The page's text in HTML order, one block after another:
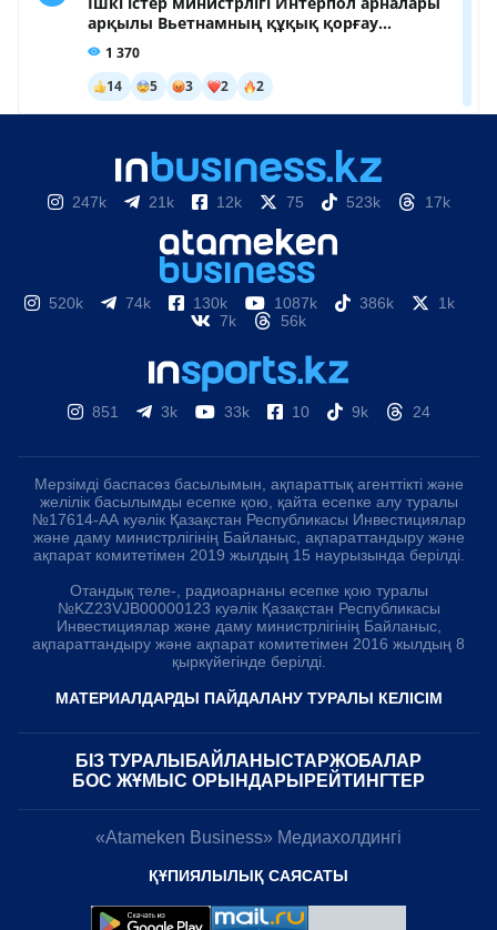
247k 21k 12k 75 523k 17k
520k 74k 130k 1087k 386k
1k
7k
56k
851 3k 33k 10 9k 24
Мерзімді баспасөз басылымын, ақпараттық агенттікті және
желілік басылымды есепке қою, қайта есепке алу туралы
№17614-АА куәлік Қазақстан Республикасы Инвестициялар
және даму министрлігінің Байланыс, ақпараттандыру және
ақпарат комитетімен 2019 жылдың 15 наурызында берілді.
Отандық теле-, радиоарнаны есепке қою туралы
№KZ23VJB00000123 куәлік Қазақстан Республикасы
Инвестициялар және даму министрлігінің Байланыс,
ақпараттандыру және ақпарат комитетімен 2016 жылдың 8
қыркүйегінде берілді.
МАТЕРИАЛДАРДЫ ПАЙДАЛАНУ ТУРАЛЫ КЕЛІСІМ
БІЗ ТУРАЛЫ БАЙЛАНЫСТАРЖОБАЛАР
БОС ЖҰМЫС ОРЫНДАРЫ РЕЙТИНГТЕР
«Atameken Business» Медиахолдингі
ҚҰПИЯЛЫЛЫҚ САЯСАТЫ